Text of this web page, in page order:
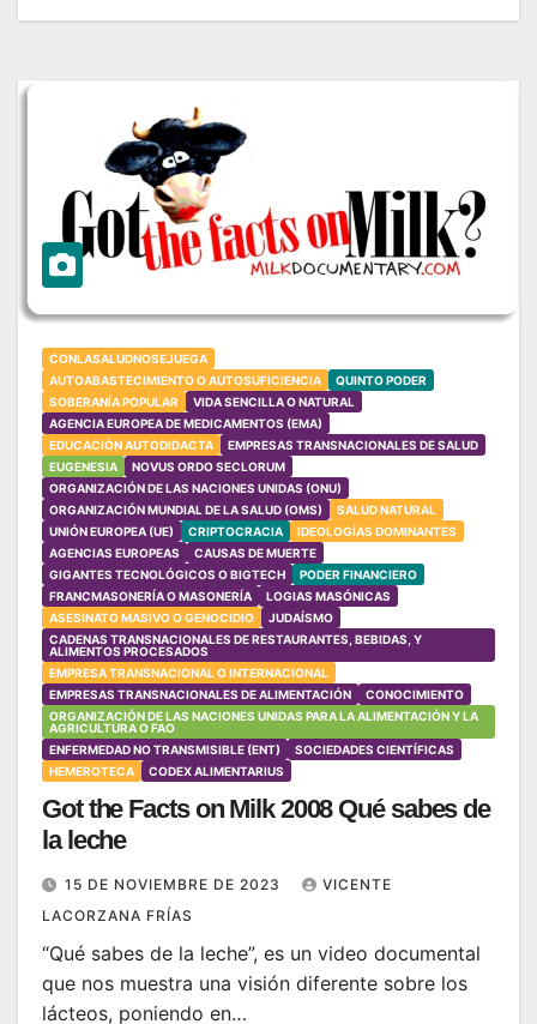
CONLASALUDNOSEJUEGA
AUTOABASTECIMIENTO O AUTOSUFICIENCIA
QUINTO PODER
SOBERANÍA POPULAR
VIDA SENCILLA O NATURAL
AGENCIA EUROPEA DE MEDICAMENTOS (EMA)
EDUCACIÓN AUTODIDACTA
EMPRESAS TRANSNACIONALES DE SALUD
EUGENESIA
NOVUS ORDO SECLORUM
ORGANIZACIÓN DE LAS NACIONES UNIDAS (ONU)
ORGANIZACIÓN MUNDIAL DE LA SALUD (OMS)
SALUD NATURAL
UNIÓN EUROPEA (UE)
CRIPTOCRACIA
IDEOLOGÍAS DOMINANTES
AGENCIAS EUROPEAS
CAUSAS DE MUERTE
GIGANTES TECNOLÓGICOS O BIGTECH
PODER FINANCIERO
FRANCMASONERÍA O MASONERÍA
LOGIAS MASÓNICAS
ASESINATO MASIVO O GENOCIDIO
JUDAÍSMO
CADENAS TRANSNACIONALES DE RESTAURANTES, BEBIDAS, Y
ALIMENTOS PROCESADOS
EMPRESA TRANSNACIONAL O INTERNACIONAL
EMPRESAS TRANSNACIONALES DE ALIMENTACIÓN
CONOCIMIENTO
ORGANIZACIÓN DE LAS NACIONES UNIDAS PARA LA ALIMENTACIÓN Y LA
AGRICULTURA O FAO
ENFERMEDAD NO TRANSMISIBLE (ENT)
SOCIEDADES CIENTÍFICAS
HEMEROTECA
CODEX ALIMENTARIUS
Got the Facts on Milk 2008 Qué sabes de
la leche
15 DE NOVIEMBRE DE 2023
VICENTE
LACORZANA FRÍAS
“Qué sabes de la leche”, es un video documental
que nos muestra una visión diferente sobre los
lácteos, poniendo en…